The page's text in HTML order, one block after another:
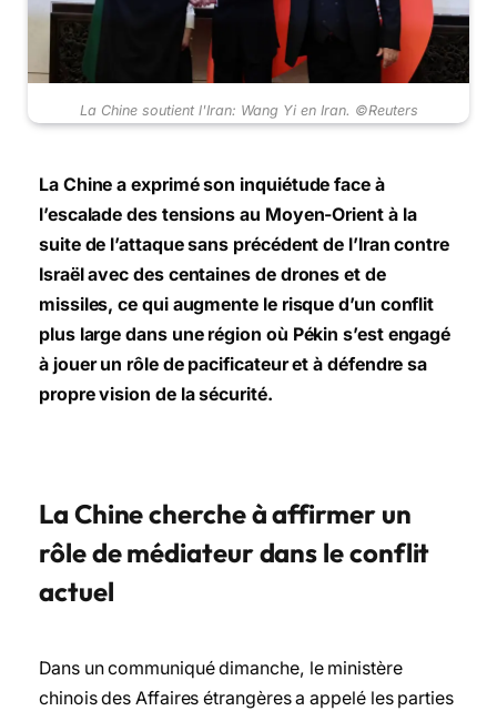
La Chine soutient l'Iran: Wang Yi en Iran. ©Reuters
La Chine a exprimé son inquiétude face à
l’escalade des tensions au Moyen-Orient à la
suite de l’attaque sans précédent de l’Iran contre
Israël avec des centaines de drones et de
missiles, ce qui augmente le risque d’un conflit
plus large dans une région où Pékin s’est engagé
à jouer un rôle de pacificateur et à défendre sa
propre vision de la sécurité.
La Chine cherche à affirmer un
rôle de médiateur dans le conflit
actuel
Dans un communiqué dimanche, le ministère
chinois des Affaires étrangères a appelé les parties